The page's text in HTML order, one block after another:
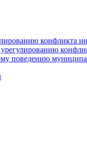
конфликта
поведению